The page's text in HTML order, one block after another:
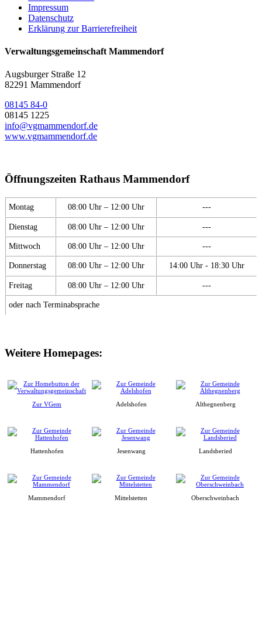
Impressum
Datenschutz
Erklärung zur Barrierefreiheit
Verwaltungsgemeinschaft Mammendorf
Augsburger Straße 12
82291 Mammendorf
08145 84-0
08145 1225
info@vgmammendorf.de
www.vgmammendorf.de
Öffnungszeiten Rathaus Mammendorf
Montag 08:00 Uhr – 12:00 Uhr ---
Dienstag 08:00 Uhr – 12:00 Uhr ---
Mittwoch 08:00 Uhr – 12:00 Uhr ---
Donnerstag 08:00 Uhr – 12:00 Uhr 14:00 Uhr - 18:30 Uhr
Freitag 08:00 Uhr – 12:00 Uhr ---
oder nach Terminabsprache
Weitere Homepages:
Zur VGem Adelshofen Althegnenberg
Hattenhofen Jesenwang Landsberied
Mammendorf Mittelstetten Oberschweinbach